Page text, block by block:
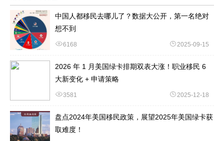
中国人都移民去哪儿了？数据大公开，第一名绝对
想不到
6168 2025-09-15
2026 年 1 月美国绿卡排期双表大涨！职业移民 6
大新变化 + 申请策略
3581 2025-12-18
盘点2024年美国移民政策，展望2025年美国绿卡获
取难度！